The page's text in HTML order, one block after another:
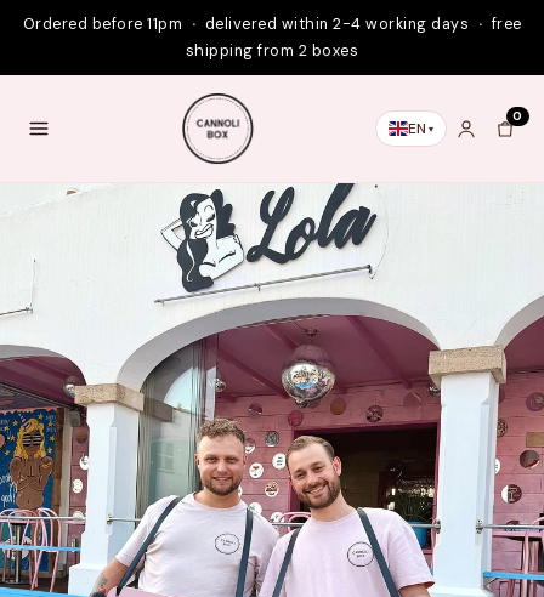
Skip to
Ordered before 11pm · delivered within 2-4 working days · free
shipping from 2 boxes
EN
0